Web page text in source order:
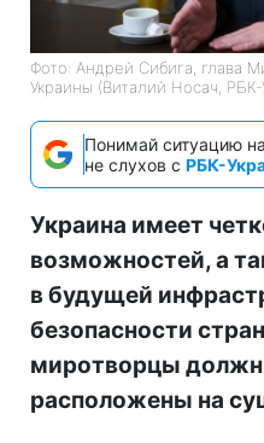
Фото: Андрей Сибига, глава
Украины (Виталий Носач, РБК-
Понимай ситуацию
не слухов с РБК-
Украина имеет
возможностей, а
в будущей
безопасности
миротворцы
расположены на